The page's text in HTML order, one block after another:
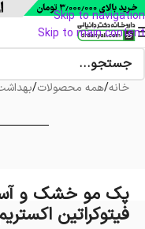
Skip to navigation
Skip to main content
خانه/همه محصولات/
پک مو خشک و
فیتوکراتین